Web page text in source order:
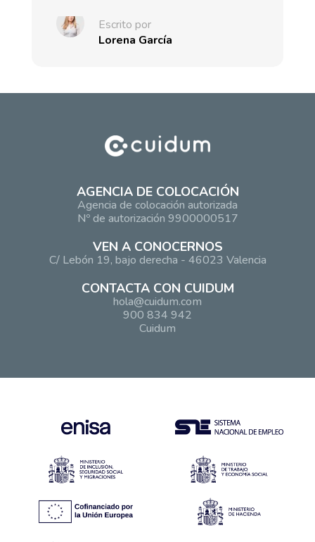
Escrito por
Lorena García
AGENCIA DE COLOCACIÓN
Agencia de colocación autorizada
Nº de autorización 9900000517
VEN A CONOCERNOS
C/ Lebón 19, bajo derecha - 46023 Valencia
CONTACTA CON CUIDUM
hola@cuidum.com
900 834 942
Cuidum